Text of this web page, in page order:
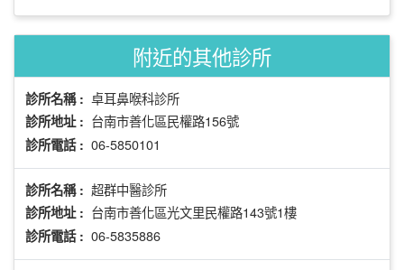
附近的其他診所
診所名稱 : 卓耳鼻喉科診所
診所地址 : 台南市善化區民權路156號
診所電話 : 06-5850101
診所名稱 : 超群中醫診所
診所地址 : 台南市善化區光文里民權路143號1樓
診所電話 : 06-5835886